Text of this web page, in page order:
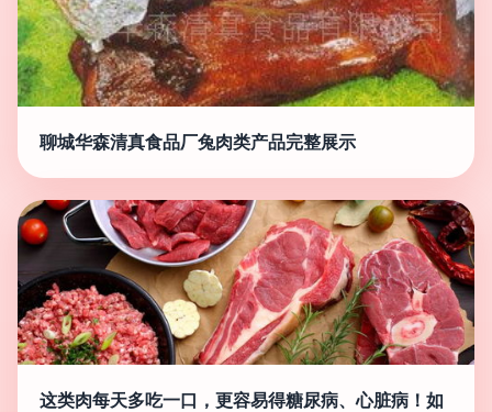
聊城华森清真食品厂兔肉类产品完整展示
这类肉每天多吃一口，更容易得糖尿病、心脏病！如